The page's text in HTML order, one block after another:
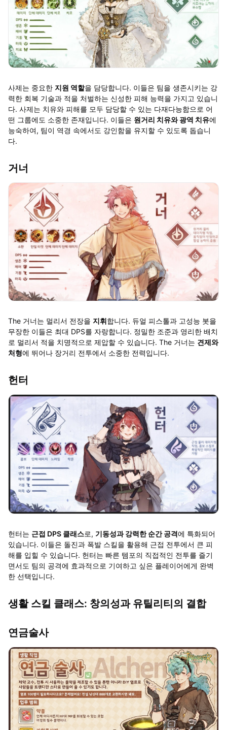
사제는 중요한 지원 역할을 담당합니다. 이들은 팀을 생존시키는 강
력한 회복 기술과 적을 처벌하는 신성한 피해 능력을 가지고 있습니
다. 사제는 치유와 피해를 모두 담당할 수 있는 다재다능함으로 어
떤 그룹에도 소중한 존재입니다. 이들은 원거리 치유와 광역 치유에
능숙하여, 팀이 역경 속에서도 강인함을 유지할 수 있도록 돕습니
다.
거너
The 거너는 멀리서 전장을 지휘합니다. 듀얼 피스톨과 고성능 봇을
무장한 이들은 최대 DPS를 자랑합니다. 정밀한 조준과 영리한 배치
로 멀리서 적을 치명적으로 제압할 수 있습니다. The 거너는 견제와
처형에 뛰어나 장거리 전투에서 소중한 전력입니다.
헌터
헌터는 근접 DPS 클래스로, 기동성과 강력한 순간 공격에 특화되어
있습니다. 이들은 돌진과 폭발 스킬을 활용해 근접 전투에서 큰 피
해를 입힐 수 있습니다. 헌터는 빠른 템포의 직접적인 전투를 즐기
면서도 팀의 공격에 효과적으로 기여하고 싶은 플레이어에게 완벽
한 선택입니다.
생활 스킬 클래스: 창의성과 유틸리티의 결합
연금술사